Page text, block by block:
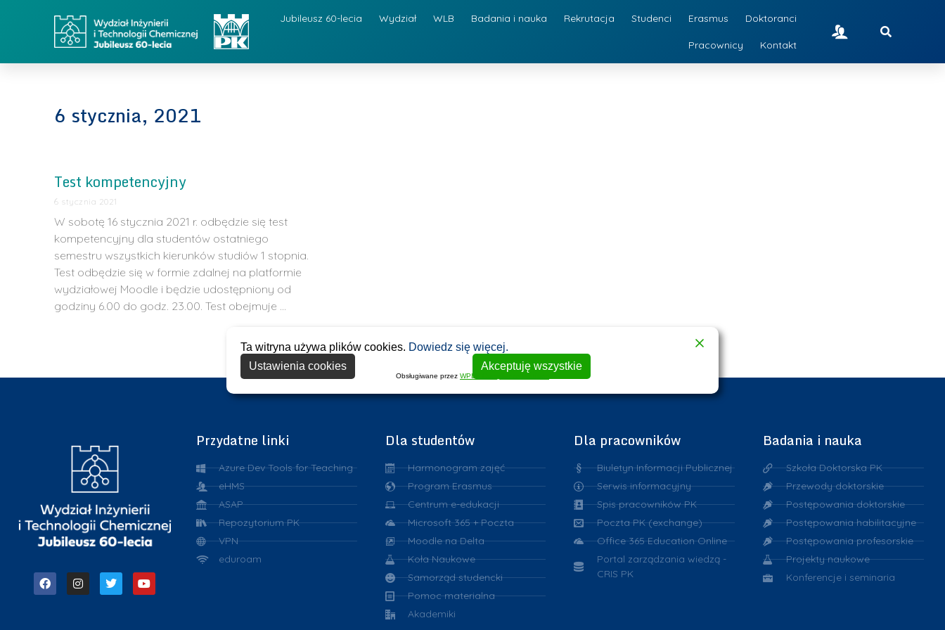
Jubileusz 60-lecia Wydział WLB Badania i nauka Rekrutacja Studenci Erasmus Doktoranci
Pracownicy Kontakt
6 stycznia, 2021
Test kompetencyjny
6 stycznia 2021
W sobotę 16 stycznia 2021 r. odbędzie się test
kompetencyjny dla studentów ostatniego
semestru wszystkich kierunków studiów 1 stopnia.
Test odbędzie się w formie zdalnej na platformie
wydziałowej Moodle i będzie udostępniony od
godziny 6.00 do godz. 23.00. Test obejmuje …
Przydatne linki
Azure Dev Tools for Teaching
eHMS
ASAP
Repozytorium PK
VPN
eduroam
Dla studentów
Harmonogram zajęć
Program Erasmus
Centrum e-edukacji
Microsoft 365 + Poczta
Moodle na Delta
Koła Naukowe
Samorząd studencki
Pomoc materialna
Akademiki
Dla pracowników
Biuletyn Informacji Publicznej
Serwis informacyjny
Spis pracowników PK
Poczta PK (exchange)
Office 365 Education Online
Portal zarządzania wiedzą -
CRIS PK
Badania i nauka
Szkoła Doktorska PK
Przewody doktorskie
Postępowania doktorskie
Postępowania habilitacyjne
Postępowania profesorskie
Projekty naukowe
Konferencje i seminaria
Ta witryna używa plików cookies. Dowiedz się więcej.
Ustawienia cookies
Akceptuję wszystkie
Obsługiwane przez WPLP Compliance Platform